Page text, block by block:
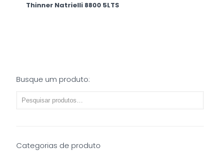
Thinner Natrielli 8800 5LTS
Busque um produto:
Categorias de produto